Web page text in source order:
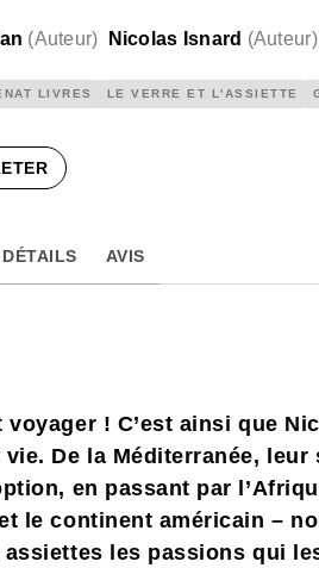
(Auteur) Nicolas Isnard (Auteur)
LIVRES LE VERRE ET L'ASSIETTE
DÉTAILS AVIS
voyager ! C’est ainsi que
De la Méditerranée,
en passant par
le continent américain –
les passions qui